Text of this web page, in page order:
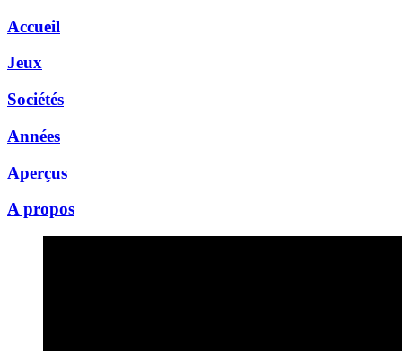
Accueil
Jeux
Sociétés
Années
Aperçus
A propos